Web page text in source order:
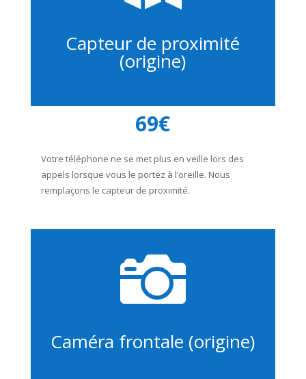
Capteur de proximité
(origine)
69€
Votre téléphone ne se met plus en veille lors des
appels lorsque vous le portez à l’oreille. Nous
remplaçons le capteur de proximité.

Caméra frontale (origine)